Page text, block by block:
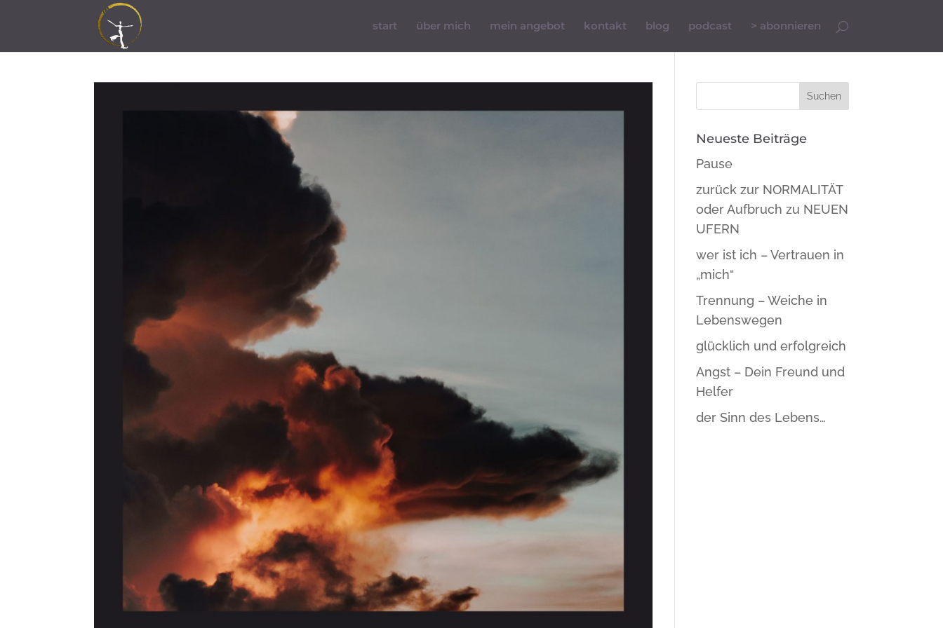
start über mich mein angebot kontakt blog podcast > abonnieren
Neueste Beiträge
Pause
zurück zur NORMALITÄT
oder Aufbruch zu NEUEN
UFERN
wer ist ich – Vertrauen in
„mich“
Trennung – Weiche in
Lebenswegen
glücklich und erfolgreich
Angst – Dein Freund und
Helfer
der Sinn des Lebens…